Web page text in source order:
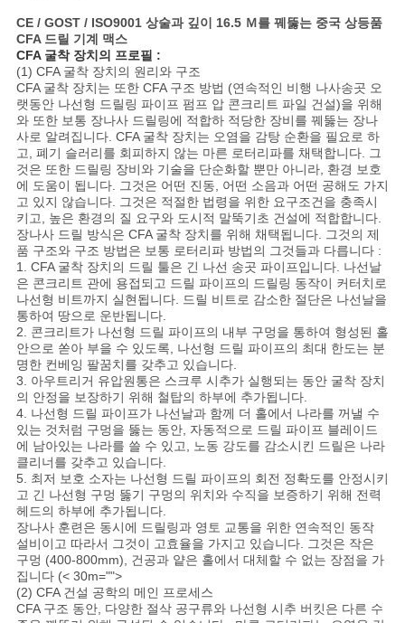
주
세
요
지
금
채
팅
하
세
요
COMPANY
NEWS
사
이
트
CE / GOST / ISO9001 상술과 깊이 16.5 Ｍ를 꿰뚫는 중국 상등품
CFA 드릴 기계 맥스
CFA 굴착 장치의 프로필 :
(1) CFA 굴착 장치의 원리와 구조
CFA 굴착 장치는 또한 CFA 구조 방법 (연속적인 비행 나사송곳 오
랫동안 나선형 드릴링 파이프 펌프 압 콘크리트 파일 건설)을 위해
와 또한 보통 장나사 드릴링에 적합하 적당한 장비를 꿰뚫는 장나
사로 알려집니다. CFA 굴착 장치는 오염을 감탕 순환을 필요로 하
고, 폐기 슬러리를 회피하지 않는 마른 로터리파를 채택합니다. 그
것은 또한 드릴링 장비와 기술을 단순화할 뿐만 아니라, 환경 보호
에 도움이 됩니다. 그것은 어떤 진동, 어떤 소음과 어떤 공해도 가지
고 있지 않습니다. 그것은 적절한 법령을 위한 요구조건을 충족시
키고, 높은 환경의 질 요구와 도시적 말뚝기초 건설에 적합합니다.
장나사 드릴 방식은 CFA 굴착 장치를 위해 채택됩니다. 그것의 제
품 구조와 구조 방법은 보통 로터리파 방법의 그것들과 다릅니다 :
1. CFA 굴착 장치의 드릴 툴은 긴 나선 송곳 파이프입니다. 나선날
은 콘크리트 관에 용접되고 드릴 파이프의 드릴링 동작이 커터치로
나선형 비트까지 실현됩니다. 드릴 비트로 감소한 절단은 나선날을
통하여 땅으로 운반됩니다.
2. 콘크리트가 나선형 드릴 파이프의 내부 구멍을 통하여 형성된 홀
안으로 쏟아 부을 수 있도록, 나선형 드릴 파이프의 최대 한도는 분
명한 컨베잉 팔꿈치를 갖추고 있습니다.
3. 아우트리거 유압원통은 스크루 시추가 실행되는 동안 굴착 장치
의 안정을 보장하기 위해 철탑의 하부에 추가됩니다.
4. 나선형 드릴 파이프가 나선날과 함께 더 홀에서 나라를 꺼낼 수
있는 것처럼 구멍을 뚫는 동안, 자동적으로 드릴 파이프 블레이드
에 남아있는 나라를 쓸 수 있고, 노동 강도를 감소시킨 드릴은 나라
클리너를 갖추고 있습니다.
5. 최저 보호 소자는 나선형 드릴 파이프의 회전 정확도를 안정시키
고 긴 나선형 구멍 뚫기 구멍의 위치와 수직을 보증하기 위해 전력
헤드의 하부에 추가됩니다.
장나사 훈련은 동시에 드릴링과 영토 교통을 위한 연속적인 동작
설비이고 따라서 그것이 고효율을 가지고 있습니다. 그것은 작은
구멍 (400-800mm), 건공과 얕은 홀에서 대체할 수 없는 장점을 가
집니다 (< 30m="">
(2) CFA 건설 공학의 메인 프로세스
CFA 구조 동안, 다양한 절삭 공구류와 나선형 시추 버킷은 다른 수